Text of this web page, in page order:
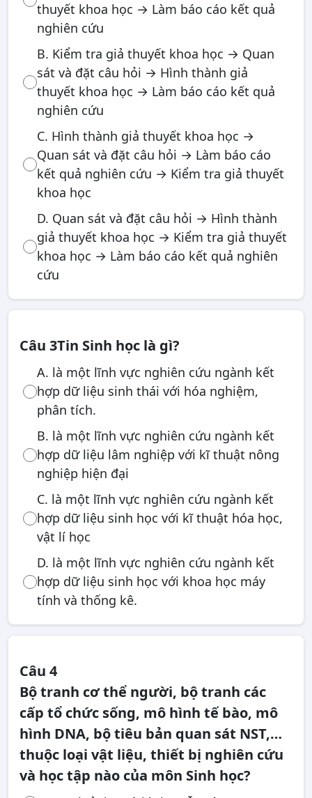
thuyết khoa học → Làm báo cáo kết quả
nghiên cứu
B. Kiểm tra giả thuyết khoa học → Quan
sát và đặt câu hỏi → Hình thành giả
thuyết khoa học → Làm báo cáo kết quả
nghiên cứu
C. Hình thành giả thuyết khoa học →
Quan sát và đặt câu hỏi → Làm báo cáo
kết quả nghiên cứu → Kiểm tra giả thuyết
khoa học
D. Quan sát và đặt câu hỏi → Hình thành
giả thuyết khoa học → Kiểm tra giả thuyết
khoa học → Làm báo cáo kết quả nghiên
cứu
Câu 3Tin Sinh học là gì?
A. là một lĩnh vực nghiên cứu ngành kết
hợp dữ liệu sinh thái với hóa nghiệm,
phân tích.
B. là một lĩnh vực nghiên cứu ngành kết
hợp dữ liệu lâm nghiệp với kĩ thuật nông
nghiệp hiện đại
C. là một lĩnh vực nghiên cứu ngành kết
hợp dữ liệu sinh học với kĩ thuật hóa học,
vật lí học
D. là một lĩnh vực nghiên cứu ngành kết
hợp dữ liệu sinh học với khoa học máy
tính và thống kê.
Câu 4
Bộ tranh cơ thể người, bộ tranh các
cấp tổ chức sống, mô hình tế bào, mô
hình DNA, bộ tiêu bản quan sát NST,…
thuộc loại vật liệu, thiết bị nghiên cứu
và học tập nào của môn Sinh học?